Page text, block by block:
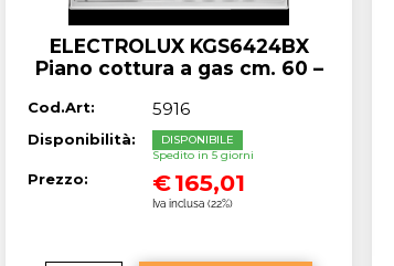
ELECTROLUX KGS6424BX
Piano cottura a gas cm. 60 –
Cod.Art: 5916
Disponibilità:
DISPONIBILE
Spedito in 5 giorni
Prezzo: €165,01
Iva inclusa (22%)